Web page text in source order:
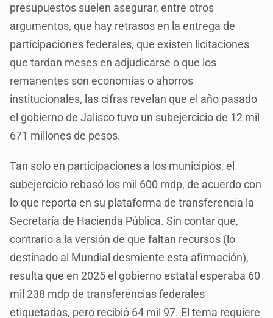
presupuestos suelen asegurar, entre otros
argumentos, que hay retrasos en la entrega de
participaciones federales, que existen licitaciones
que tardan meses en adjudicarse o que los
remanentes son economías o ahorros
institucionales, las cifras revelan que el año pasado
el gobierno de Jalisco tuvo un subejercicio de 12 mil
671 millones de pesos.
Tan solo en participaciones a los municipios, el
subejercicio rebasó los mil 600 mdp, de acuerdo con
lo que reporta en su plataforma de transferencia la
Secretaría de Hacienda Pública. Sin contar que,
contrario a la versión de que faltan recursos (lo
destinado al Mundial desmiente esta afirmación),
resulta que en 2025 el gobierno estatal esperaba 60
mil 238 mdp de transferencias federales
etiquetadas, pero recibió 64 mil 97. El tema requiere